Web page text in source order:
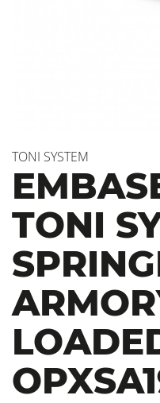
TONI SYSTEM
TONI